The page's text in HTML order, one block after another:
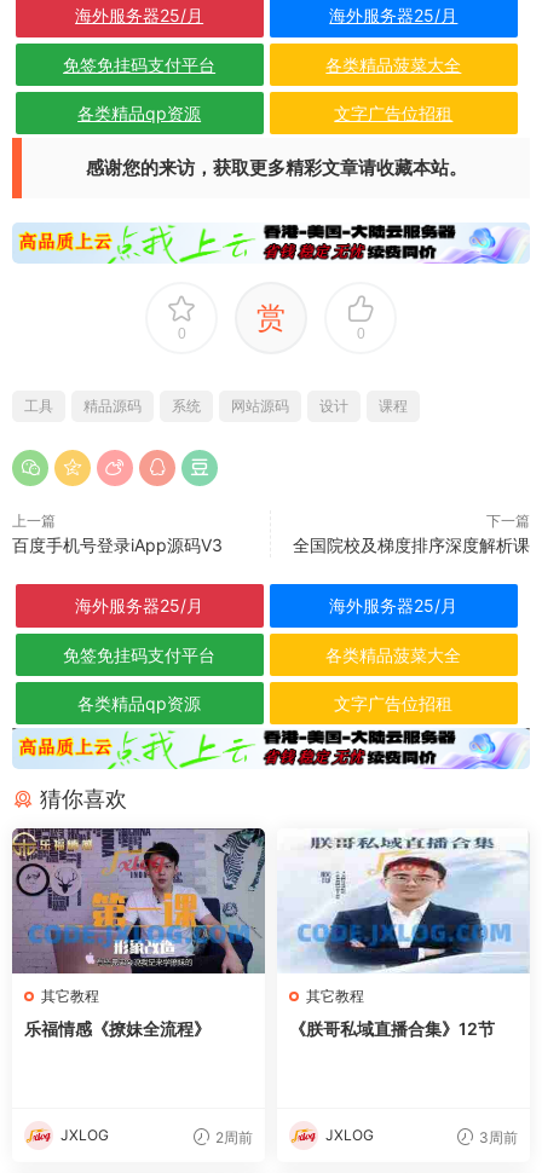
海外服务器25/月 海外服务器25/月
免签免挂码支付平台 各类精品菠菜大全
各类精品qp资源 文字广告位招租
感谢您的来访，获取更多精彩文章请收藏本站。
0 赏 0
工具 精品源码 系统 网站源码 设计 课程
上一篇
百度手机号登录iApp源码V3
下一篇
全国院校及梯度排序深度解析课
海外服务器25/月 海外服务器25/月
免签免挂码支付平台 各类精品菠菜大全
各类精品qp资源 文字广告位招租
猜你喜欢
其它教程
乐福情感《撩妹全流程》
JXLOG 2周前
其它教程
《朕哥私域直播合集》12节
JXLOG 3周前